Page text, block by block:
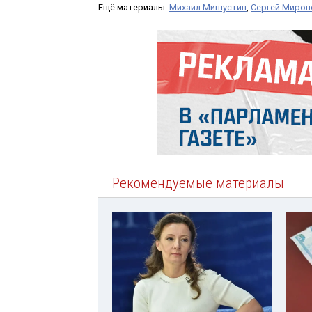
Ещё материалы: Михаил Мишустин, Сергей
Рекомендуемые материалы